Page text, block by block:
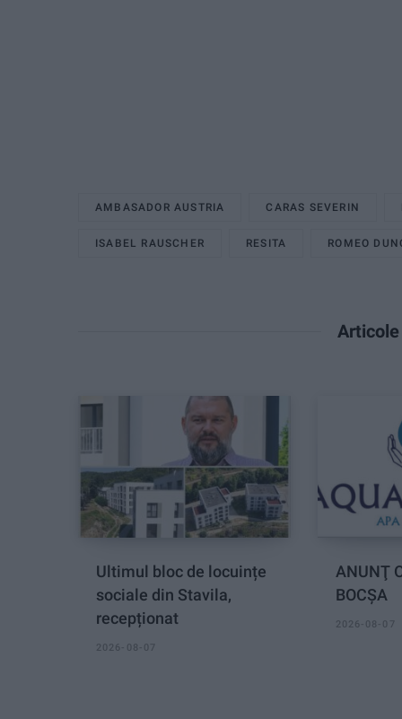
AMBASADOR AUSTRIA CARAS SEVERIN
ISABEL RAUSCHER RESITA ROMEO
Ultimul bloc de locuințe
sociale din Stavila,
recepționat
2026-08-07
ANUNŢ
BOCȘA
2026-08-07